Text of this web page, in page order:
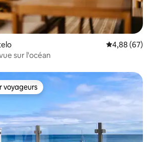
Évaluation
4,88 (67)
sur l'océan
les plus appréciés
voyageurs